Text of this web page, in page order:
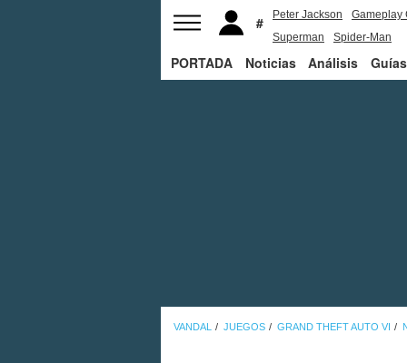
Peter Jackson
Gameplay
Superman
Spider-Man
PORTADA Noticias Análisis Guías
VANDAL JUEGOS GRAND THEFT AUTO VI